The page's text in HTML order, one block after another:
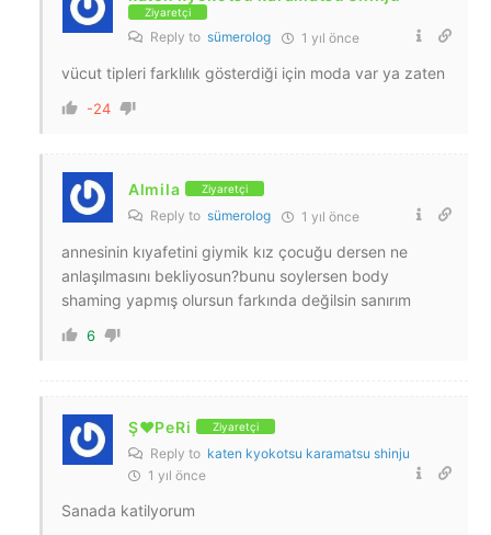
Ziyaretçi
Reply to sümerolog 1 yıl önce
vücut tipleri farklılık gösterdiği için moda var ya zaten
-24
Almila Ziyaretçi
Reply to sümerolog 1 yıl önce
annesinin kıyafetini giymik kız çocuğu dersen ne
anlaşılmasını bekliyosun?bunu soylersen body
shaming yapmış olursun farkında değilsin sanırım
6
Ş♥️PeRi Ziyaretçi
Reply to katen kyokotsu karamatsu shinju
1 yıl önce
Sanada katilyorum